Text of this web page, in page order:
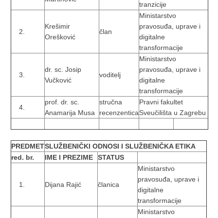
tranzicije
Krešimir
Orešković
član
Ministarstvo
pravosuđa, uprave i
digitalne
transformacije
dr. sc. Josip
Vučković
voditelj
Ministarstvo
pravosuđa, uprave i
digitalne
transformacije
prof. dr. sc.
Anamarija Musa
stručna
recenzentica
Pravni fakultet
Sveučilišta u Zagrebu
PREDMETSLUŽBENIČKI ODNOSI I SLUŽBENIČKA ETIKA
red. br.
IME I PREZIME STATUS
Dijana Rajić članica
Ministarstvo
pravosuđa, uprave i
digitalne
transformacije
Ministarstvo